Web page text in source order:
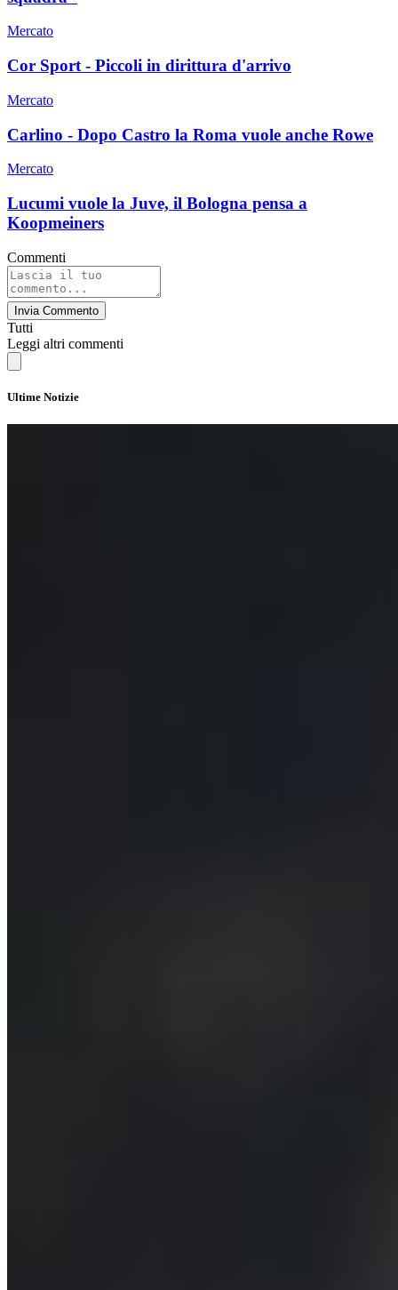
Mercato
Cor Sport - Piccoli in dirittura d'arrivo
Mercato
Carlino - Dopo Castro la Roma vuole anche Rowe
Mercato
Lucumi vuole la Juve, il Bologna pensa a
Koopmeiners
Commenti
Invia Commento
Tutti
Leggi altri commenti
Ultime Notizie